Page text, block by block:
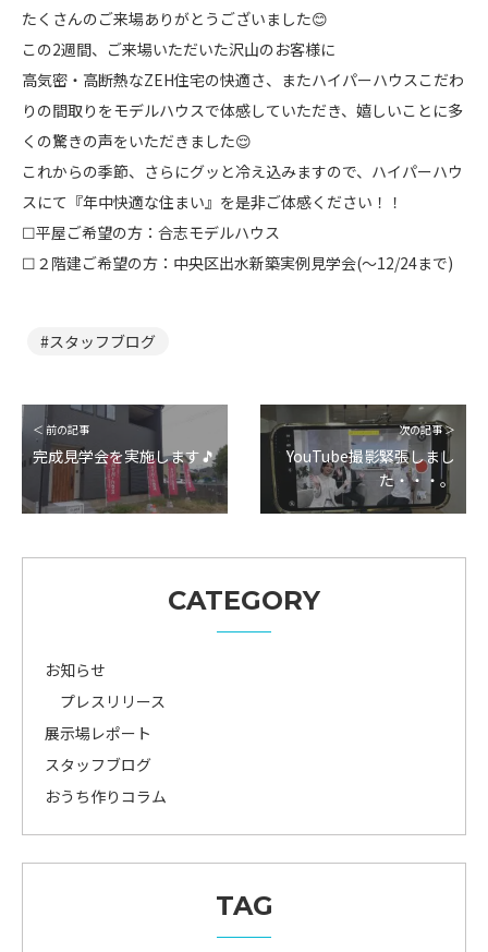
たくさんのご来場ありがとうございました😊
この2週間、ご来場いただいた沢山のお客様に
高気密・高断熱なZEH住宅の快適さ、またハイパーハウスこだわ
りの間取りをモデルハウスで体感していただき、嬉しいことに多
くの驚きの声をいただきました😌
これからの季節、さらにグッと冷え込みますので、ハイパーハウ
スにて『年中快適な住まい』を是非ご体感ください！！
☐平屋ご希望の方：合志モデルハウス
☐２階建ご希望の方：中央区出水新築実例見学会(～12/24まで)
スタッフブログ
＜ 前の記事
完成見学会を実施します🎵
次の記事 ＞
YouTube撮影緊張しまし
た・・・。
CATEGORY
お知らせ
プレスリリース
展示場レポート
スタッフブログ
おうち作りコラム
TAG